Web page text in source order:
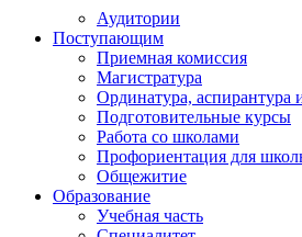
Аудитории
Поступающим
Приемная комиссия
Магистратура
Ординатура, аспирантура
Подготовительные курсы
Работа со школами
Профориентация для
Общежитие
Образование
Учебная часть